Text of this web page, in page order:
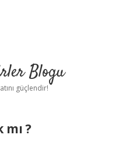
Blogu
güçlendir!
?